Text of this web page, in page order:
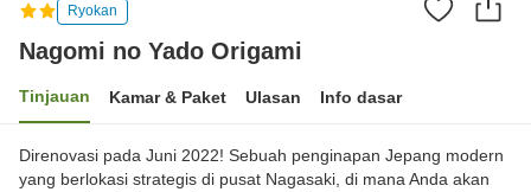
Ryokan
Nagomi no Yado Origami
Tinjauan Kamar & Paket Ulasan Info dasar
Direnovasi pada Juni 2022! Sebuah penginapan Jepang modern
yang berlokasi strategis di pusat Nagasaki, di mana Anda akan